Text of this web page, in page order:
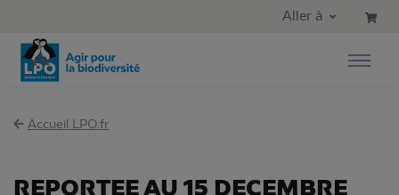
Aller au menu principal
Aller à
Accueil LPO.fr
REPORTEE AU 15 DECEMBRE